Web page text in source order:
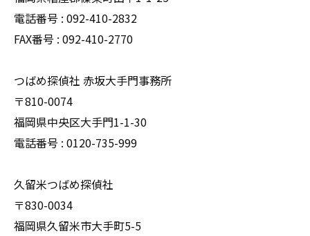
電話番号 : 092-410-2832
FAX番号 : 092-410-2770
つばめ探偵社 赤坂大手門事務所
〒810-0074
福岡県中央区大手門1-1-30
電話番号 : 0120-735-999
久留米つばめ探偵社
〒830-0034
福岡県久留米市大手町5-5